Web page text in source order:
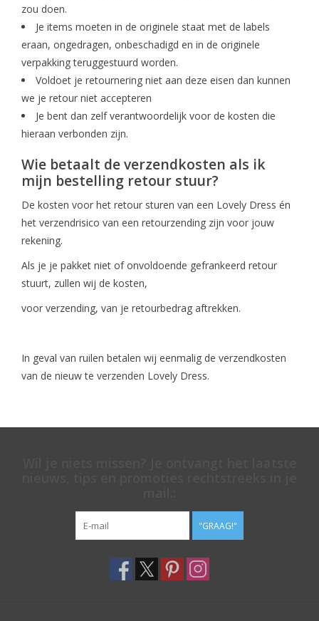
zou doen.
Je items moeten in de originele staat met de labels
eraan, ongedragen, onbeschadigd en in de originele
verpakking teruggestuurd worden.
Voldoet je retournering niet aan deze eisen dan kunnen
we je retour niet accepteren
Je bent dan zelf verantwoordelijk voor de kosten die
hieraan verbonden zijn.
Wie betaalt de verzendkosten als ik
mijn bestelling retour stuur?
De kosten voor het retour sturen van een Lovely Dress én
het verzendrisico van een retourzending zijn voor jouw
rekening.
Als je je pakket niet of onvoldoende gefrankeerd retour
stuurt, zullen wij de kosten,
voor verzending, van je retourbedrag aftrekken.
In geval van ruilen betalen wij eenmalig de verzendkosten
van de nieuw te verzenden Lovely Dress.
"GRAAG!"